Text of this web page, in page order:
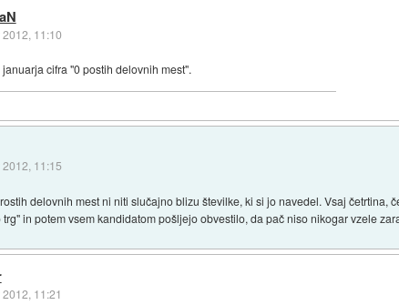
11:10
cifra "0 postih delovnih mest".
11:15
delovnih mest ni niti slučajno blizu številke, ki si jo navedel. Vsaj četrtina,
in potem vsem kandidatom pošljejo obvestilo, da pač niso nikogar vzele
11:21